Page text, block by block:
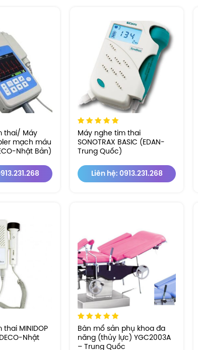
thai/ Máy
mạch máu
Nhật Bản)
Máy nghe tim thai
SONOTRAX BASIC (EDAN-
Trung Quốc)
Liên hệ: 0913.231.268
MINIDOP
Nhật
Bàn mổ sản phụ khoa đa
năng (thủy lực) YGC2003A
– Trung Quốc